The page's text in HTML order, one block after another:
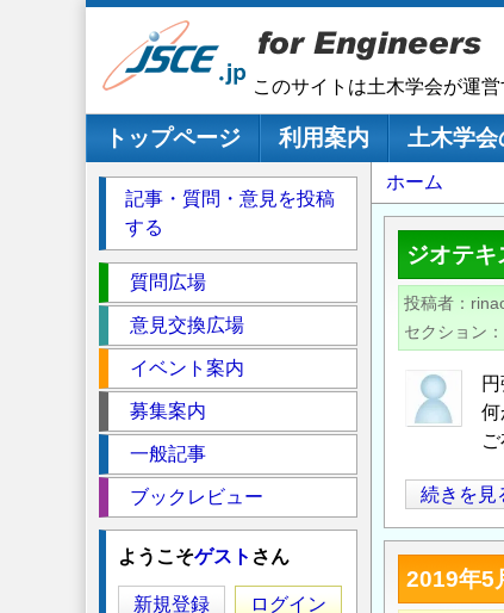
このサイトは土木学会が運
メインナビゲーション
トップページ 利用案内 土木学会
パ
ン
ず
ホーム
ジオテ
投稿者
セクション
何
ジ
オ
テ
キ
続きを見
2019年5
記事・質問・意見を投稿
する
ク
シ
質問広場
意見交換広場
イベント案内
募集案内
一般記事
ブックレビュー
ようこそゲスト さん
新規登録 ログイン